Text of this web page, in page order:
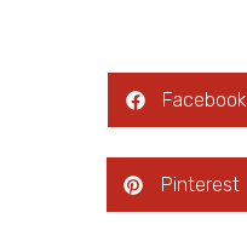
Facebook
Pinterest